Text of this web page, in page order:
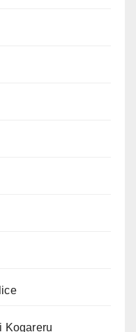
Kogareru